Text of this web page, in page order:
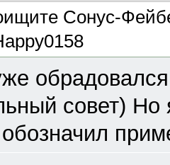
Сонус-
совет) Но